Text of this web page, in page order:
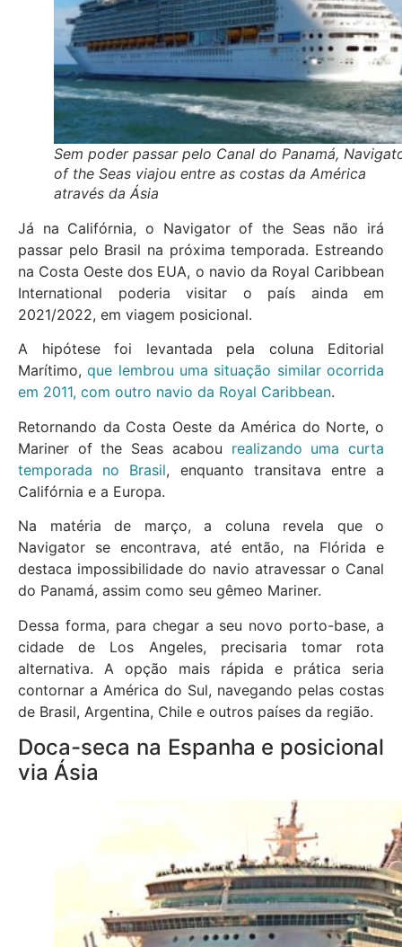
Sem poder passar pelo Canal do Panamá,
of the Seas viajou entre as costas da América
através da Ásia
Já na Califórnia, o Navigator of the Seas não irá
passar pelo Brasil na próxima temporada. Estreando
na Costa Oeste dos EUA, o navio da Royal Caribbean
International poderia visitar o país ainda em
2021/2022, em viagem posicional.
A hipótese foi levantada pela coluna Editorial
Marítimo,que lembrou uma situação similar ocorrida
em 2011, com outro navio da Royal Caribbean.
Retornando da Costa Oeste da América do Norte, o
Mariner of the Seas acabou realizando uma curta
temporada no Brasil, enquanto transitava entre a
Califórnia e a Europa.
Na matéria de março, a coluna revela que o
Navigator se encontrava, até então, na Flórida e
destaca impossibilidade do navio atravessar o Canal
do Panamá, assim como seu gêmeo Mariner.
Dessa forma, para chegar a seu novo porto-base, a
cidade de Los Angeles, precisaria tomar rota
alternativa. A opção mais rápida e prática seria
contornar a América do Sul, navegando pelas costas
de Brasil, Argentina, Chile e outros países da região.
Doca-seca na Espanha e posicional
via Ásia